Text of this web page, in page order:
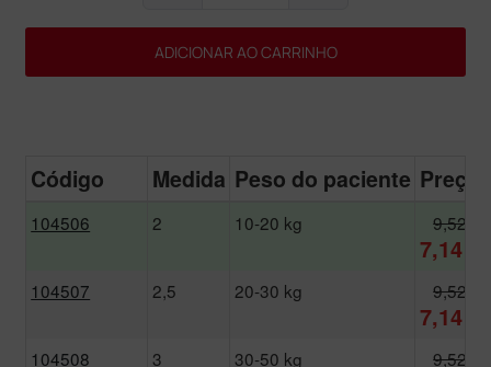
ADICIONAR AO CARRINHO
Código Medida Peso do paciente Preço
104506 2 10-20 kg 9,52 €
7,14 €
104507 2,5 20-30 kg 9,52 €
7,14 €
104508 3 30-50 kg 9,52 €